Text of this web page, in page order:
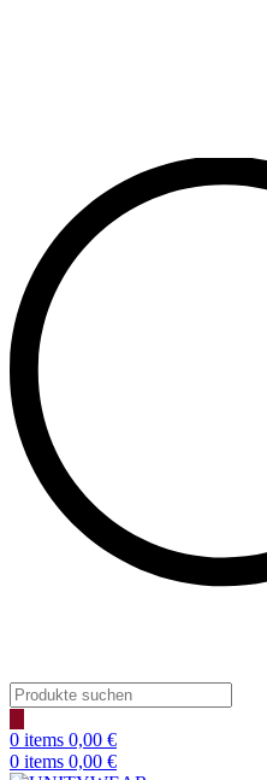
Products
search
0 items 0,00 €
0 items 0,00 €